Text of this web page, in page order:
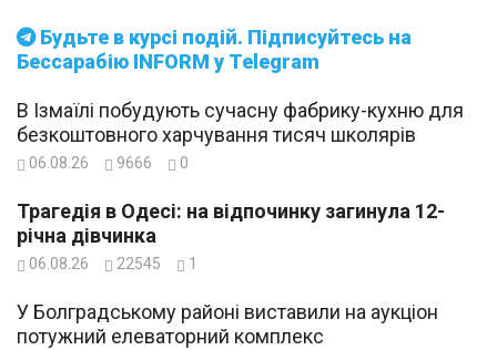
Будьте в курсі подій. Підписуйтесь на
Бессарабію INFORM у Telegram
В Ізмаїлі побудують сучасну фабрику-кухню для
безкоштовного харчування тисяч школярів
06.08.26 9666 0
Трагедія в Одесі: на відпочинку загинула 12-
річна дівчинка
06.08.26 22545 1
У Болградському районі виставили на аукціон
потужний елеваторний комплекс